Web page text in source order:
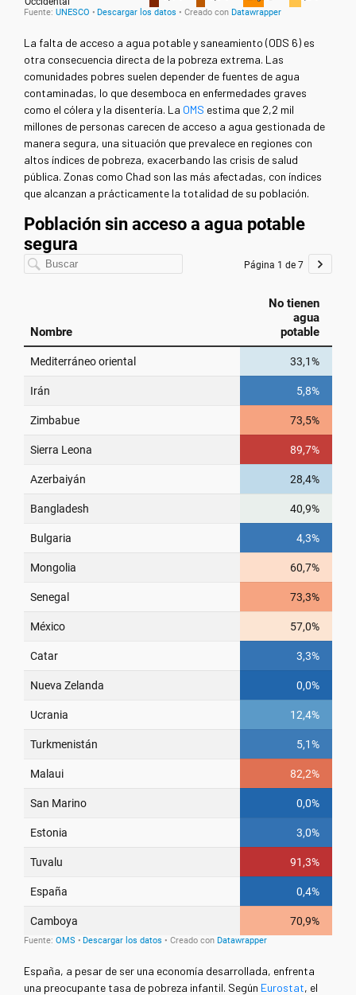
La falta de acceso a agua potable y saneamiento (ODS 6) es
otra consecuencia directa de la pobreza extrema. Las
comunidades pobres suelen depender de fuentes de agua
contaminadas, lo que desemboca en enfermedades graves
como el cólera y la disentería. La OMS estima que 2,2 mil
millones de personas carecen de acceso a agua gestionada de
manera segura, una situación que prevalece en regiones con
altos índices de pobreza, exacerbando las crisis de salud
pública. Zonas como Chad son las más afectadas, con índices
que alcanzan a prácticamente la totalidad de su población.
España, a pesar de ser una economía desarrollada, enfrenta
una preocupante tasa de pobreza infantil. Según Eurostat, el